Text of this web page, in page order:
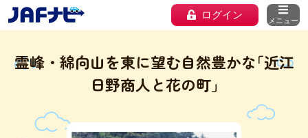
ログイン メニュー
霊峰・綿向山を東に望む自然豊かな｢近江
日野商人と花の町｣